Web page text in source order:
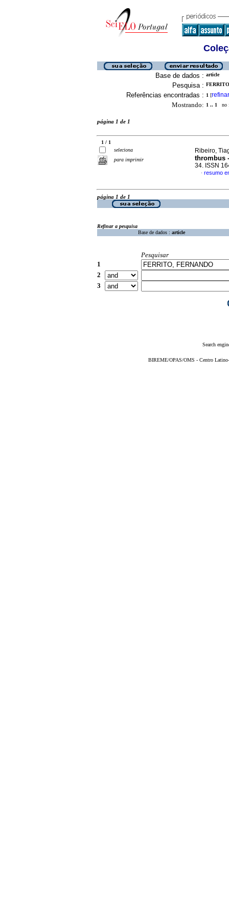
Base de dados : article
Pesquisa :
Referências encontradas : 1 [refinar
Mostrando: 1 .. 1 no
página 1 de 1
1 / 1
seleciona
para imprimir
Ribeiro,
thrombus
34. ISSN
· resumo
página 1 de 1
Refinar a pesquisa
Base de dados : article
Pesquisar
1
2
3
Search
BIREME/OPAS/OMS - Centro Latino-